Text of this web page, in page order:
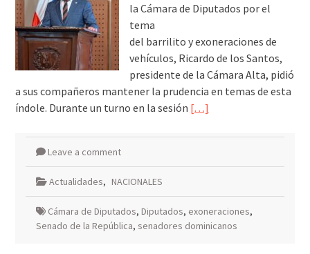
la Cámara de Diputados por el
tema
del barrilito y exoneraciones de
vehículos, Ricardo de los Santos,
presidente de la Cámara Alta, pidió
a sus compañeros mantener la prudencia en temas de esta
índole. Durante un turno en la sesión […]
Leave a comment
Actualidades, NACIONALES
Cámara de Diputados, Diputados, exoneraciones,
Senado de la República, senadores dominicanos